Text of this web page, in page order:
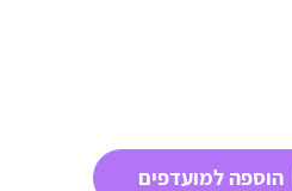
הוספה למועדפים